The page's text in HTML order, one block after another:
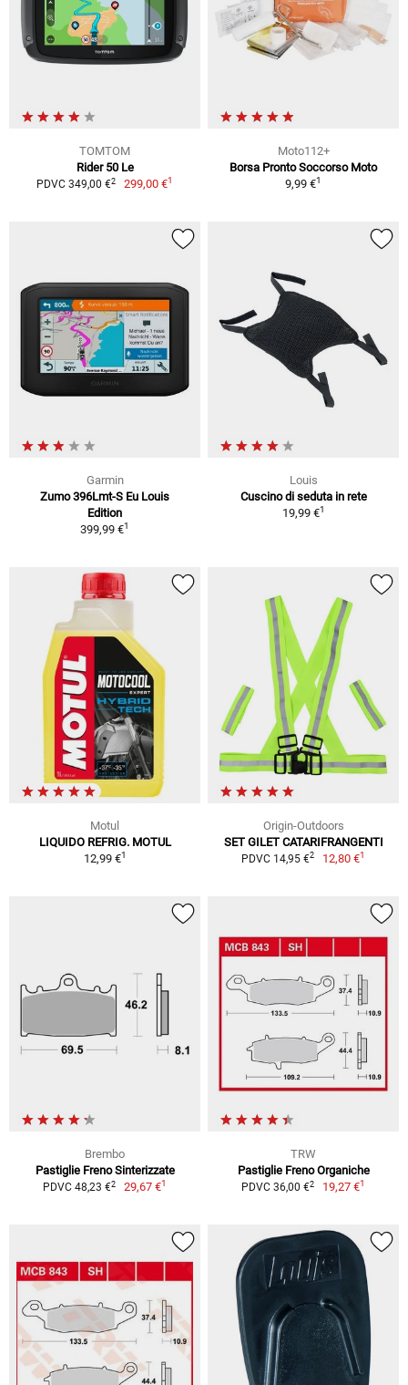
TOMTOM
Rider 50 Le
PDVC 349,00 €2 299,00 €1
Moto112+
Borsa Pronto Soccorso Moto
9,99 €1
Garmin
Zumo 396Lmt-S Eu Louis
Edition
399,99 €1
Louis
Cuscino di seduta in rete
19,99 €1
Motul
LIQUIDO REFRIG. MOTUL
12,99 €1
Origin-Outdoors
SET GILET CATARIFRANGENTI
PDVC 14,95 €2 12,80 €1
Brembo
Pastiglie Freno Sinterizzate
PDVC 48,23 €2 29,67 €1
TRW
Pastiglie Freno Organiche
PDVC 36,00 €2 19,27 €1